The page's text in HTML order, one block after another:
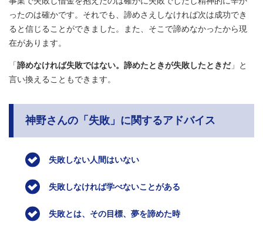
ったのは確かです。それでも、諦めさえしなければ次は成功でき
ると信じることができました。また、そこで諦めなかったから現
在があります。
「諦めなければ失敗ではない。諦めたときが失敗したときだ」と
言い換えることもできます。
神野さんの「失敗」に関するアドバイス
失敗しない人間はいない
失敗しなければ学べないことがある
失敗とは、その目標、夢を諦めた時